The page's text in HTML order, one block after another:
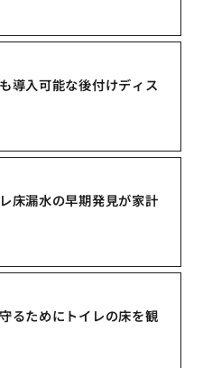
導入可能な後付けディス
床漏水の早期発見が家計
るためにトイレの床を観